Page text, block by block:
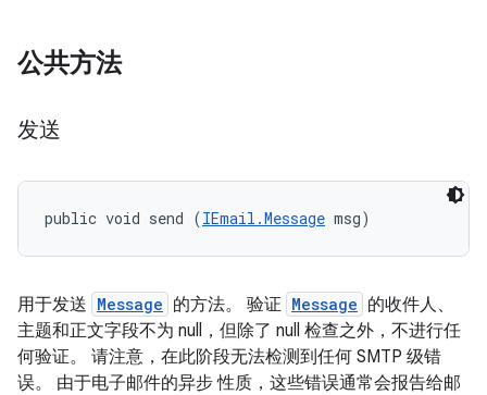
公共方法
发送
public void send (IEmail.Message msg)
用于发送 Message 的方法。 验证 Message 的收件人、
主题和正文字段不为 null，但除了 null 检查之外，不进行任
何验证。 请注意，在此阶段无法检测到任何 SMTP 级错
误。 由于电子邮件的异步 性质，这些错误通常会报告给邮